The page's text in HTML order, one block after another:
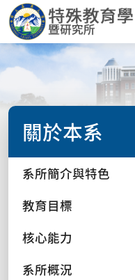
關於本系
系所簡介與特色
教育目標
核心能力
系所概況